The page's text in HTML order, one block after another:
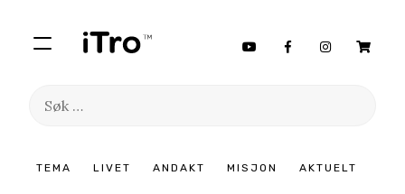
TEMA LIVET ANDAKT MISJON AKTUELT
Søk